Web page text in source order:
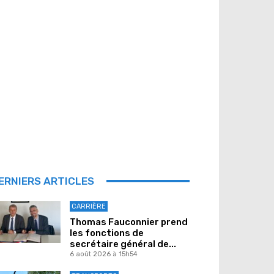
ARTICLES
CARRIÈRE
Thomas Fauconnier prend
les fonctions de
secrétaire général de...
6 août 2026 à 15h54